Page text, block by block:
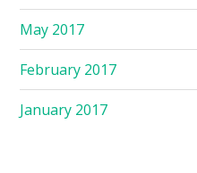
May 2017
February 2017
January 2017